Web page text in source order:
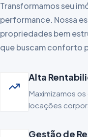
Transformamos seu
performance. Nossa
propriedades bem
que buscam conforto
Alta
Maximizamos
locações
Gestão de